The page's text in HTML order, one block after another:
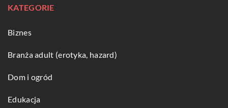
KATEGORIE
Biznes
Branża adult (erotyka, hazard)
Dom i ogród
Edukacja